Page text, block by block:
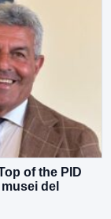
of the PID
del